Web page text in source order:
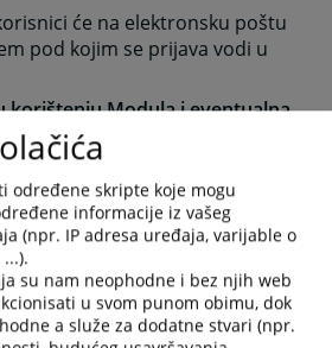
će na elektronsku poštu
pod kojim se prijava vodi u
korištenju Modula i eventualna
Vas da se obratite putem e-
prijava će olakšati i
na otvorene pozicije jer
popunjavanje i slanje prijava, a
BiH skraćuje vrijeme potrebno za
mogućnost ljudske greške.
pronaći na sljedećemlinku
određene skripte koje mogu
informacije iz vašeg
(npr. IP adresa uređaja, varijable o
su nam neophodne i bez njih web
u svom punom obimu, dok
a služe za dodatne stvari (npr.